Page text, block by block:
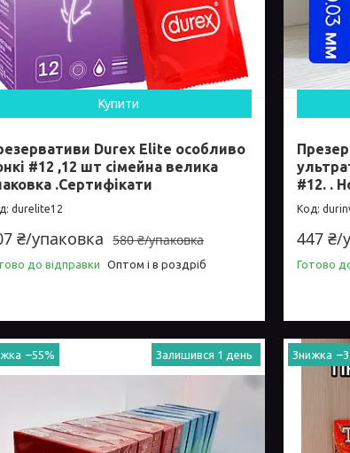
Купити
Durex Elite особливо
#12 ,12 шт сімейна велика
.Сертифікати
durelite12
580 ₴/упаковка
₴/упаковка
до відправки Оптом і в роздріб
#12. .
447 ₴/
Готово
–55% Залишився 1 день